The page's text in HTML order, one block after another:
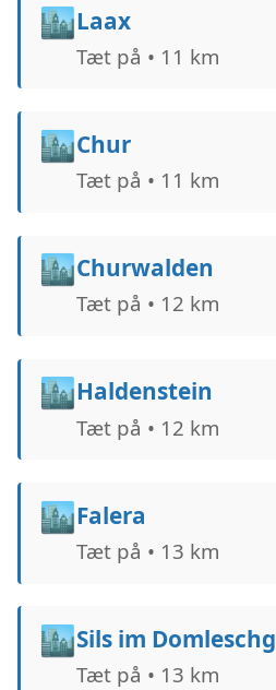
🏙️Laax
Tæt på • 11 km
🏙️Chur
Tæt på • 11 km
🏙️Churwalden
Tæt på • 12 km
🏙️Haldenstein
Tæt på • 12 km
🏙️Falera
Tæt på • 13 km
🏙️Sils im Domleschg
Tæt på • 13 km